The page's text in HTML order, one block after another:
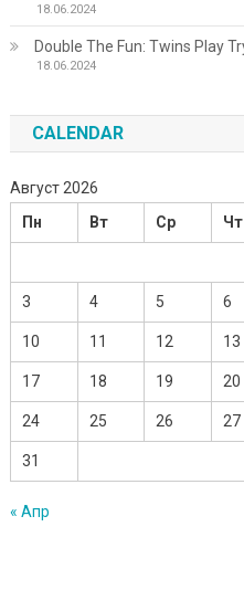
18.06.2024
Double The Fun: Twins Play
18.06.2024
CALENDAR
Август 2026
Пн
Вт Ср Чт
3 4 5 6
10 11 12 13
17 18 19 20
24 25 26 27
31
« Апр